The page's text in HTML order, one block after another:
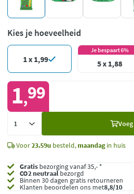
Kies je hoeveelheid
1 x 1,99
Je bespaart 6%
5 x 1,88
1,99
Voor23.59u besteld, maandagin huis
Gratis bezorging vanaf 35,- *
CO2 neutraalbezorgd
Binnen 30 dagen gratis retourneren
Klanten beoordelen ons met8,8/10